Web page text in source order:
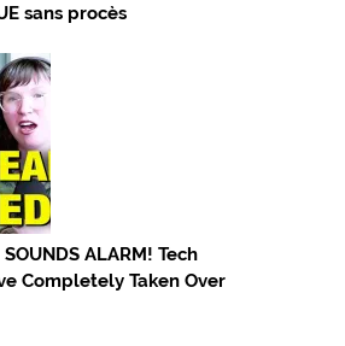
sans procès
ALARM! Tech
Completely Taken Over